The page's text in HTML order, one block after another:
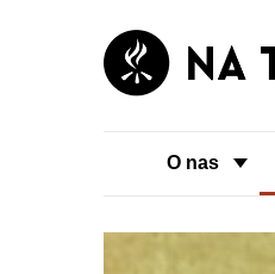
O nas